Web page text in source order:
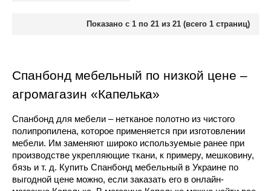
Показано с 1 по 21 из 21 (всего 1 страниц)
Спанбонд мебельный по низкой цене –
агромагазин «Капелька»
Спанбонд для мебели – нетканое полотно из чистого
полипропилена, которое применяется при изготовлении
мебели. Им заменяют широко используемые ранее при
производстве укрепляющие ткани, к примеру, мешковину,
бязь и т. д. Купить Спанбонд мебельный в Украине по
выгодной цене можно, если заказать его в онлайн-